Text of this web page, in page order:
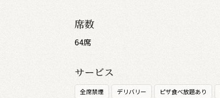
席数
64席
サービス
全席禁煙 デリバリー ピザ食べ放題あり